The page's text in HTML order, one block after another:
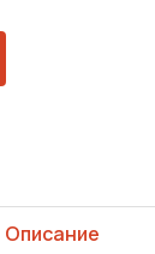
Описание